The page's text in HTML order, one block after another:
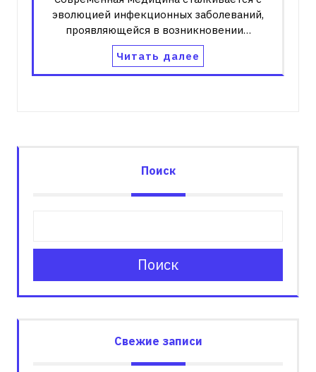
эволюцией инфекционных заболеваний,
проявляющейся в возникновении…
Читать далее
Поиск
Поиск
Свежие записи